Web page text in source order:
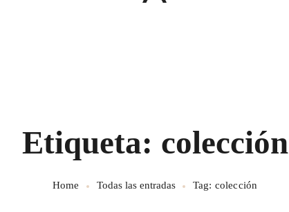
Etiqueta: colección
Home Todas las entradas Tag: colección